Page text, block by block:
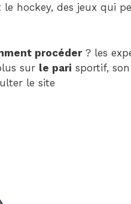
hockey, des jeux qui
procéder? les
sur le pari sportif, son
le site